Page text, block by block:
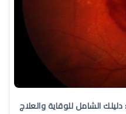
الشامل للوقاية والعلاج